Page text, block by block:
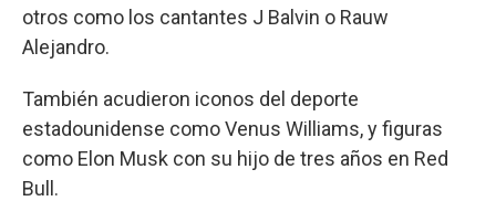
otros como los cantantes J Balvin o Rauw
Alejandro.
También acudieron iconos del deporte
estadounidense como Venus Williams, y figuras
como Elon Musk con su hijo de tres años en Red
Bull.